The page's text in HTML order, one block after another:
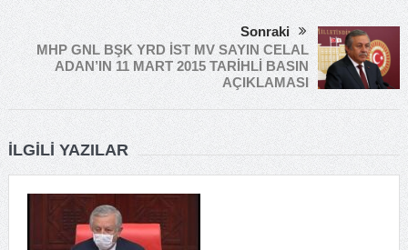
Sonraki
MHP GNL BŞK YRD İST MV SAYIN CELAL
ADAN’IN 11 MART 2015 TARİHLİ BASIN
AÇIKLAMASI
İLGILI YAZILAR